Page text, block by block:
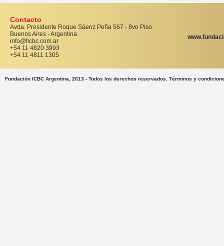
Contacto
Avda. Presidente Roque Sáenz Peña 567 - 8vo Piso
Buenos Aires - Argentina
info@ficbc.com.ar
+54 11 4820 3993
+54 11 4811 1305
Fundación ICBC Argentina, 2013 - Todos los derechos reservados. Términos y